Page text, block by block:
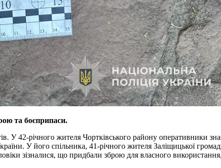
та боєприпаси.
У 42-річного жителя Чортківського району оперативники
У його спільника, 41-річного жителя Заліщицької
зізналися, що придбали зброю для власного